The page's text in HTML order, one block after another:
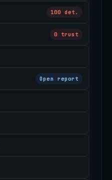
100 det.
0 trust
Open report